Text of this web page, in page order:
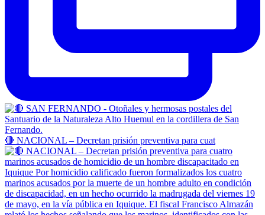
🔴 NACIONAL – Decretan prisión preventiva para cuat